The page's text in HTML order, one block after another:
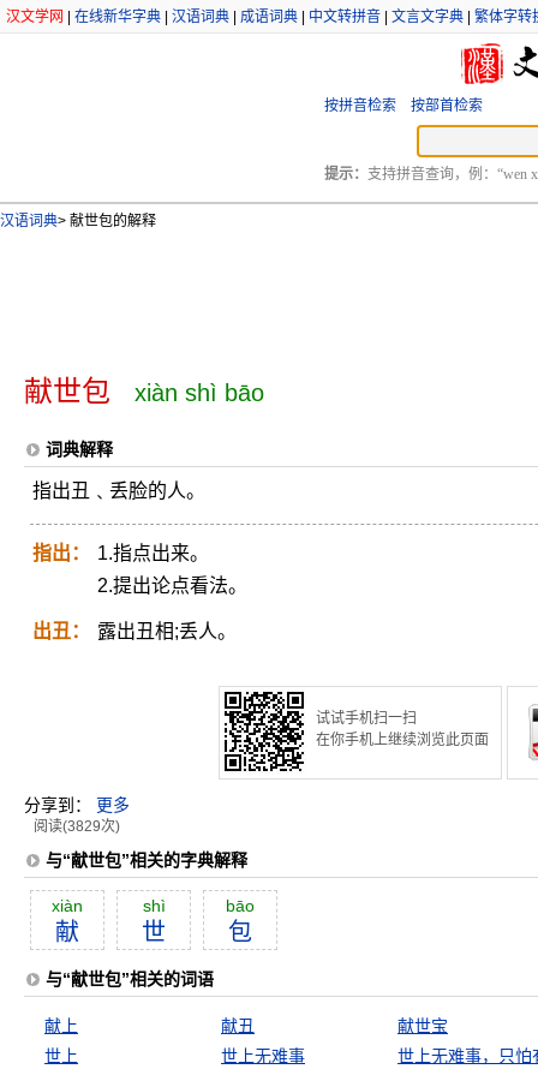
汉文学网 在线新华字典 汉语词典 成语词典 中文转拼音 文言文字典 繁体字转
按拼音检索 按部首检索
提示： 支持拼音查询，例：“wen
汉语词典> 献世包的解释
献世包 xiàn shì bāo
词典解释
指出丑﹑丢脸的人。
指出：
1.指点出来。
2.提出论点看法。
出丑： 露出丑相;丢人。
试试手机扫一扫
在你手机上继续浏览此页面
分享到： 更多
阅读(3829次)
与“献世包”相关的字典解释
xiàn
献
shì
世
bāo
包
与“献世包”相关的词语
献上 献丑
献世宝
世上
世上无难事